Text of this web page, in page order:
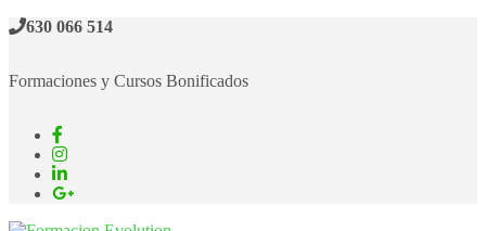
630 066 514
Formaciones y Cursos Bonificados